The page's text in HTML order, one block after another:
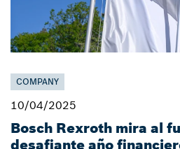
COMPANY
10/04/2025
Bosch Rexroth mira al
desafiante año